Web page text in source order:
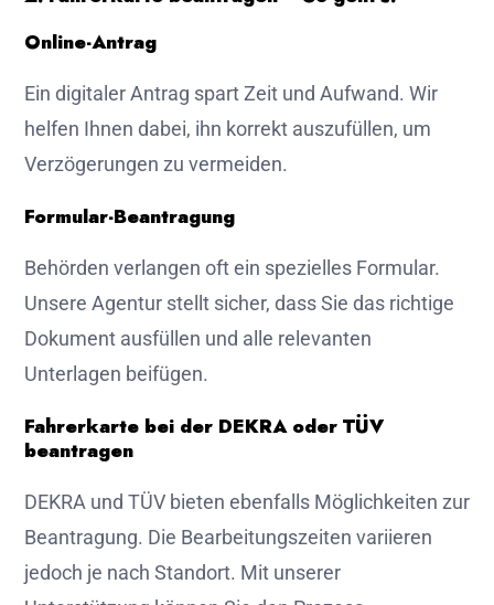
Online-Antrag
Ein digitaler Antrag spart Zeit und Aufwand. Wir
helfen Ihnen dabei, ihn korrekt auszufüllen, um
Verzögerungen zu vermeiden.
Formular-Beantragung
Behörden verlangen oft ein spezielles Formular.
Unsere Agentur stellt sicher, dass Sie das richtige
Dokument ausfüllen und alle relevanten
Unterlagen beifügen.
Fahrerkarte bei der DEKRA oder TÜV
beantragen
DEKRA und TÜV bieten ebenfalls Möglichkeiten zur
Beantragung. Die Bearbeitungszeiten variieren
jedoch je nach Standort. Mit unserer